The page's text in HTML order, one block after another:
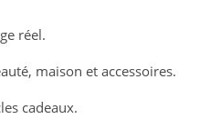
réel.
maison et accessoires.
cadeaux.